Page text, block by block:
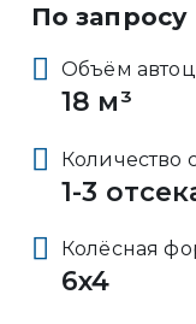
По запросу
Объём
18 м³
Количество
1-3
Колёсная
6x4